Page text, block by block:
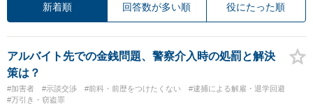
新着順 回答数が多い順 役にたった順
アルバイト先での金銭問題、警察介入時の処罰と解決
策は？
#加害者 #示談交渉 #前科・前歴をつけたくない
#逮捕による解雇・退学回避
#万引き・窃盗罪